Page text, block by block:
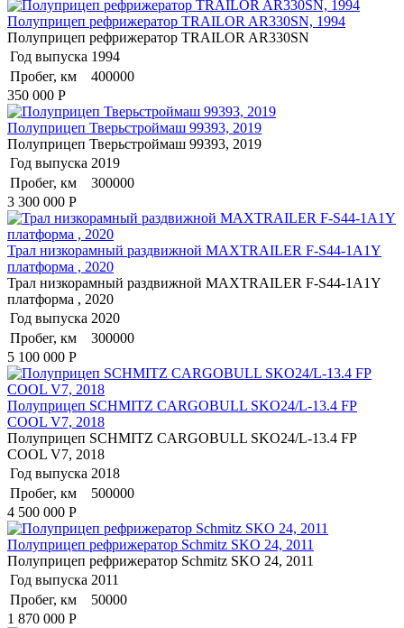
Полуприцеп рефрижератор TRAILOR AR330SN, 1994
Полуприцеп рефрижератор TRAILOR AR330SN
Год выпуска 1994
Пробег, км
400000
350 000 Р
Полуприцеп Тверьстроймаш 99393, 2019
Полуприцеп Тверьстроймаш 99393, 2019
Год выпуска 2019
Пробег, км
300000
3 300 000 Р
Трал низкорамный раздвижной MAXTRAILER F-S44-1A1Y
платформа , 2020
Трал низкорамный раздвижной MAXTRAILER F-S44-1A1Y
платформа , 2020
Год выпуска 2020
Пробег, км
300000
5 100 000 Р
Полуприцеп SCHMITZ CARGOBULL SKO24/L-13.4 FP
COOL V7, 2018
Полуприцеп SCHMITZ CARGOBULL SKO24/L-13.4 FP
COOL V7, 2018
Год выпуска 2018
Пробег, км
500000
4 500 000 Р
Полуприцеп рефрижератор Schmitz SKO 24, 2011
Полуприцеп рефрижератор Schmitz SKO 24, 2011
Год выпуска 2011
Пробег, км
50000
1 870 000 Р